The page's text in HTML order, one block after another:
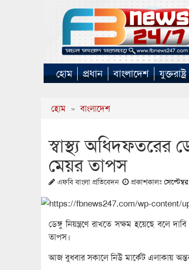
হোম প্রধান বাংলাদেশ যুক্তরাষ্ট্র
হোম » বাংলাদেশ
স্বাস্থ্য অধিদফতরের
মেয়র তাপস
এফবি বাংলা প্রতিবেদন প্রকাশকালঃ
ডেঙ্গু নিয়ন্ত্রণে রাখতে সক্ষম হয়েছে বলে
তাপস।
আজ বুধবার সকালে নিউ মার্কেট এলাকায়